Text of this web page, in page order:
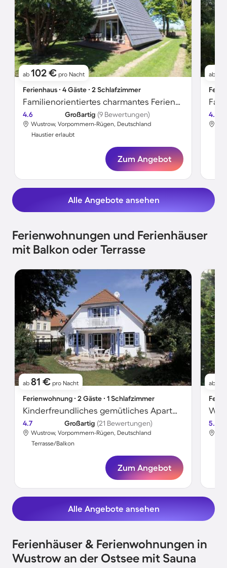
ab 102 € pro Nacht
Ferienhaus ∙ 4 Gäste ∙ 2 Schlafzimmer
Familienorientiertes charmantes Ferienhaus mit Terrasse | Haustiere erlaubt
4.6 Großartig (9 Bewertungen)
Wustrow, Vorpommern-Rügen, Deutschland
Haustier erlaubt
Zum Angebot
ab
4.4
Alle Angebote ansehen
Ferienwohnungen und Ferienhäuser
mit Balkon oder Terrasse
ab 81 € pro Nacht
Ferienwohnung ∙ 2 Gäste ∙ 1 Schlafzimmer
Kinderfreundliches gemütliches Apartment
4.7 Großartig (21 Bewertungen)
Wustrow, Vorpommern-Rügen, Deutschland
Terrasse/Balkon
Zum Angebot
ab
5.0
Alle Angebote ansehen
Ferienhäuser & Ferienwohnungen in
Wustrow an der Ostsee mit Sauna